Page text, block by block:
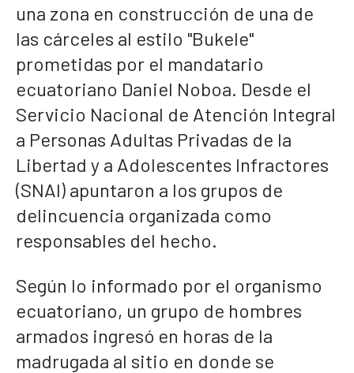
una zona en construcción de una de
las cárceles al estilo "Bukele"
prometidas por el mandatario
ecuatoriano Daniel Noboa. Desde el
Servicio Nacional de Atención Integral
a Personas Adultas Privadas de la
Libertad y a Adolescentes Infractores
(SNAI) apuntaron a los grupos de
delincuencia organizada como
responsables del hecho.
Según lo informado por el organismo
ecuatoriano, un grupo de hombres
armados ingresó en horas de la
madrugada al sitio en donde se